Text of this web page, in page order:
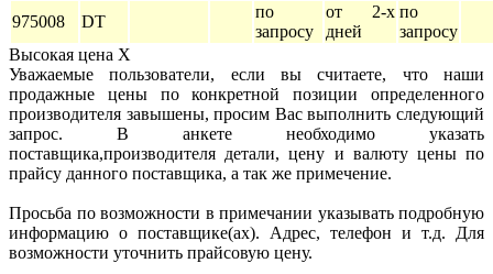
975008 DT
по
запросу
от 2-х
дней
по
запросу
Высокая цена X
Уважаемые пользователи, если вы считаете, что наши
продажные цены по конкретной позиции определенного
производителя завышены, просим Вас выполнить следующий
запрос. В анкете необходимо указать
поставщика,производителя детали, цену и валюту цены по
прайсу данного поставщика, а так же примечение.
Просьба по возможности в примечании указывать подробную
информацию о поставщике(ах). Адрес, телефон и т.д. Для
возможности уточнить прайсовую цену.